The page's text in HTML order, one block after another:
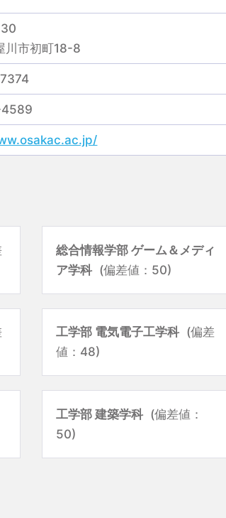
川市初町18-8
総合情報学部 ゲーム＆メディ
ア学科 (偏差値：50)
工学部 電気電子工学科 (偏差
値：48)
工学部 建築学科 (偏差値：
50)